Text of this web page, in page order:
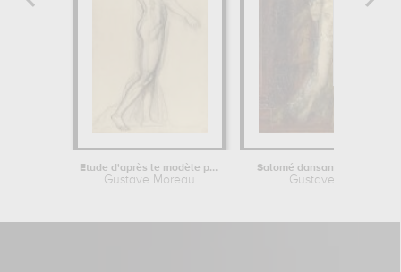
Etude d'après le modèle pour...
Gustave Moreau
Salomé dansant dite
Gustave Moreau